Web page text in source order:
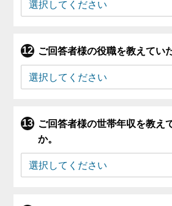
ご回答者様の役職を教えてい
ご回答者様の世帯年収を教え
か。